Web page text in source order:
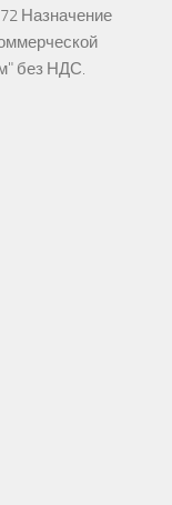
Назначение
без НДС.